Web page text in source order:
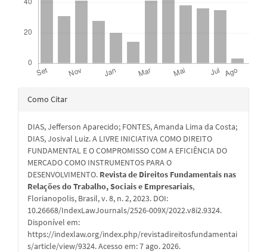
Detalhes
artigo
Como Citar
DIAS, Jefferson Aparecido; FONTES, Amanda Lima da Costa;
DIAS, Josival Luiz. A LIVRE INICIATIVA COMO DIREITO
FUNDAMENTAL E O COMPROMISSO COM A EFICIÊNCIA DO
MERCADO COMO INSTRUMENTOS PARA O
DESENVOLVIMENTO. Revista de Direitos Fundamentais nas
Relações do Trabalho, Sociais e Empresariais,
Florianopolis, Brasil, v. 8, n. 2, 2023. DOI:
10.26668/IndexLawJournals/2526-009X/2022.v8i2.9324.
Disponível em:
https://indexlaw.org/index.php/revistadireitosfundamentai
s/article/view/9324. Acesso em: 7 ago. 2026.